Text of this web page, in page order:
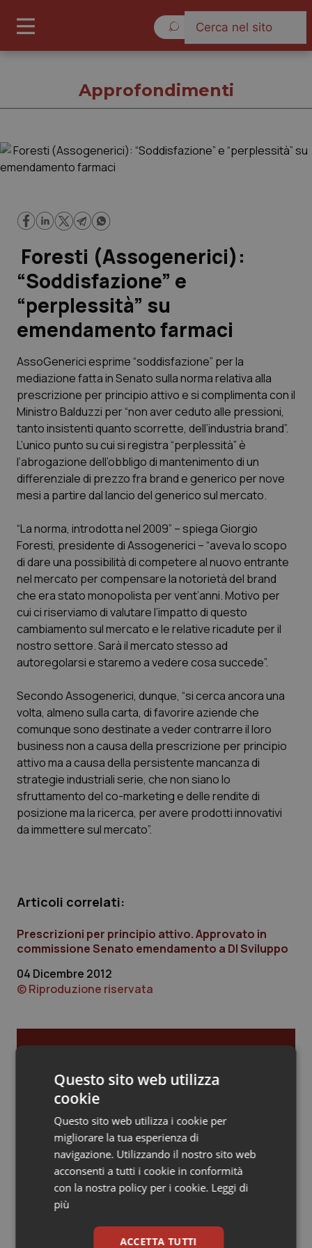
Governo e Parlamento
Regioni e Asl
Lavoro e Professioni
Studi e Analisi
Lettere al direttore
Edizioni Regionali
QS Pro
Professionisti Sanitari.AI
Abruzzo
Basilicata
Calabria
Campania
Emilia-Romagna
Friuli Venezia Giulia
Lazio
Liguria
Provincia Autonoma di Bolzano
Provincia Autonoma di Trento
Sardegna
Sicilia
Toscana
Umbria
QS Pro Gold
Artrite & artrosi
Asma & BPCO
Car-T
Colesterolo & coronaropatie
Dermatite Atopica
Diabete & glucometri
Disturbi dell’umore
Infezioni & Febbre
Ipertensione & Scompenso
Malattia di Crohn & Rettocolite Ulcerosa
Neuroscienze & patologie neurodegenerative
Obesità
Oftalmologia
QS Club Newsletter
Approfondimenti
Foresti (Assogenerici):
“Soddisfazione” e
“perplessità” su
emendamento farmaci
AssoGenerici esprime “soddisfazione” per la
mediazione fatta in Senato sulla norma relativa alla
prescrizione per principio attivo e si complimenta con il
Ministro Balduzzi per “non aver ceduto alle pressioni,
tanto insistenti quanto scorrette, dell’industria brand”.
L’unico punto su cui si registra “perplessità” è
l’abrogazione dell’obbligo di mantenimento di un
differenziale di prezzo fra brand e generico per nove
mesi a partire dal lancio del generico sul mercato.
“La norma, introdotta nel 2009” – spiega Giorgio
Foresti, presidente di Assogenerici – “aveva lo scopo
di dare una possibilità di competere al nuovo entrante
nel mercato per compensare la notorietà del brand
che era stato monopolista per vent’anni. Motivo per
cui ci riserviamo di valutare l’impatto di questo
cambiamento sul mercato e le relative ricadute per il
nostro settore. Sarà il mercato stesso ad
autoregolarsi e staremo a vedere cosa succede”.
Secondo Assogenerici, dunque, “si cerca ancora una
volta, almeno sulla carta, di favorire aziende che
comunque sono destinate a veder contrarre il loro
business non a causa della prescrizione per principio
attivo ma a causa della persistente mancanza di
strategie industriali serie, che non siano lo
sfruttamento del co-marketing e delle rendite di
posizione ma la ricerca, per avere prodotti innovativi
da immettere sul mercato”.
Articoli correlati:
Prescrizioni per principio attivo. Approvato in
commissione Senato emendamento a Dl Sviluppo
04 Dicembre 2012
© Riproduzione riservata
Ultime analisi e review da QS Pro
Cloud sanitario: infrastrutture,
compliance, GDPR e Risk management
Gestione dell'Ipertensione resistente:
dalle Linee Guida alle terapie innovative
Leadership Infermieristica 2026: nuovi
Questo sito web utilizza
cookie
Questo sito web utilizza i cookie per
migliorare la tua esperienza di
navigazione. Utilizzando il nostro sito web
acconsenti a tutti i cookie in conformità
con la nostra policy per i cookie. Leggi di
più
ACCETTA TUTTI